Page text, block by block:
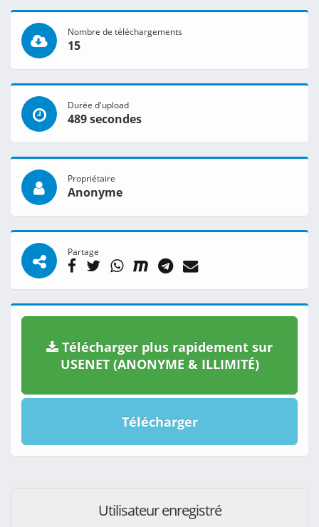
Nombre de téléchargements
15
Durée d'upload
489 secondes
Propriétaire
Anonyme
Partage
Télécharger plus rapidement sur
USENET (ANONYME & ILLIMITÉ)
Télécharger
Utilisateur enregistré